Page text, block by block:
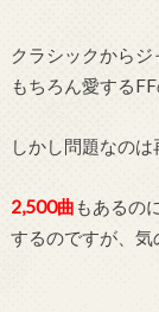
クラシックからジ
もちろん愛する
しかし問題なのは
2,500曲 もあるの
するのですが、気